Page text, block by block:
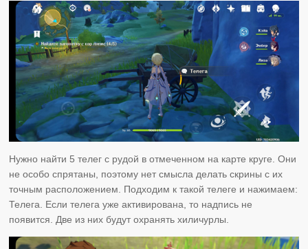
Нужно найти 5 телег с рудой в отмеченном на карте круге. Они
не особо спрятаны, поэтому нет смысла делать скрины с их
точным расположением. Подходим к такой телеге и нажимаем:
Телега. Если телега уже активирована, то надпись не
появится. Две из них будут охранять хиличурлы.